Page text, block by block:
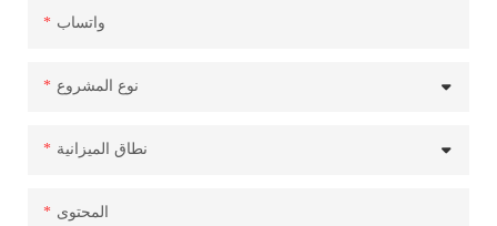
واتساب
نوع المشروع
نطاق الميزانية
المحتوى